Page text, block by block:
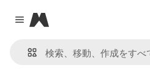
Close menu
Magnific